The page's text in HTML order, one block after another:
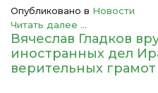
Опубликовано в Новости
Читать далее ...
Вячеслав Гладков
иностранных дел
верительных грамот